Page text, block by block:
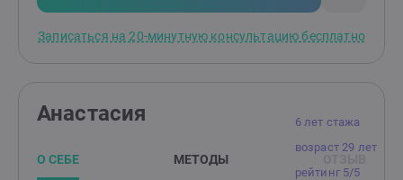
Записаться на 20-минутную консультацию бесплатно
6 лет стажа
возраст 29 лет
рейтинг 5/5
Анастасия
О СЕБЕ МЕТОДЫ